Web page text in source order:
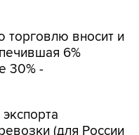
вносит и
6%
30% -
(для России